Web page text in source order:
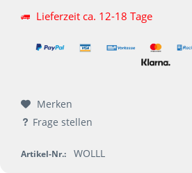
Lieferzeit ca. 12-18 Tage
Merken
Frage stellen
Artikel-Nr.: WOLLL